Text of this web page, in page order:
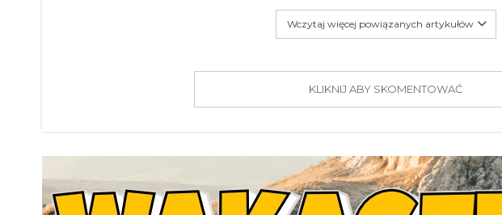
Wczytaj więcej powiązanych artykułów
KLIKNIJ ABY SKOMENTOWAĆ